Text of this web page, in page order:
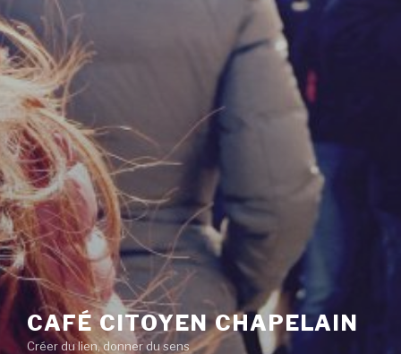
CAFÉ CITOYEN CHAPELAIN
Créer du lien, donner du sens